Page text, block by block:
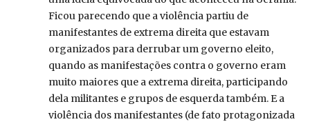
Ficou parecendo que a violência partiu de
manifestantes de extrema direita que estavam
organizados para derrubar um governo eleito,
quando as manifestações contra o governo eram
muito maiores que a extrema direita, participando
dela militantes e grupos de esquerda também. E a
violência dos manifestantes (de fato protagonizada